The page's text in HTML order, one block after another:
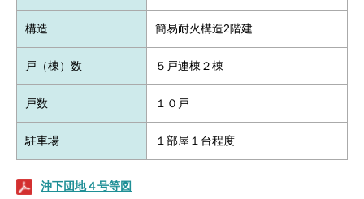
構造 簡易耐火構造2階建
戸（棟）数 ５戸連棟２棟
戸数 １０戸
駐車場 １部屋１台程度
沖下団地４号等図